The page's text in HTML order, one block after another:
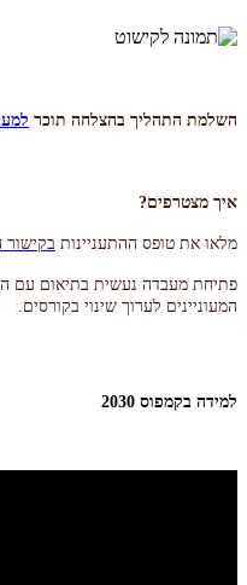
השלמת התהליך בהצלחה תוכר
איך מצטרפים?
מלאו את טופס ההתעניינות בקישור
פתיחת מעבדה נעשית בתיאום עם
המעוניינים לערוך שינוי בקורסים
למידה בקמפוס 2030